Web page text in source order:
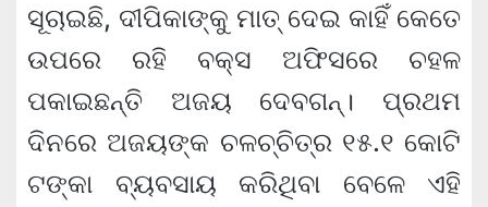
ସୂଚାଇଛି, ଦୀପିକାଙ୍କୁ ମାତ୍ ଦେଇ କାହିଁ କେତେ
ଉପରେ ରହି ବକ୍ସ ଅଫିସରେ ଚହଳ
ପକାଇଛନ୍ତି ଅଜୟ ଦେବଗନ୍। ପ୍ରଥମ
ଦିନରେ ଅଜୟଙ୍କ ଚଳଚ୍ଚିତ୍ର ୧୫.୧ କୋଟି
ଟଙ୍କା ବ୍ୟବସାୟ କରିଥିବା ବେଳେ ଏହି